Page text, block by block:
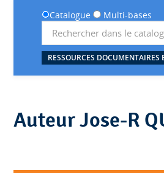
Catalogue Multi-bases
RESSOURCES DOCUMENTAIRES
Auteur Jose-